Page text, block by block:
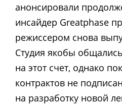
анонсировали
инсайдер Greatphase
режиссером снова
Студия якобы
на этот счет, однако
контрактов не
на разработку новой